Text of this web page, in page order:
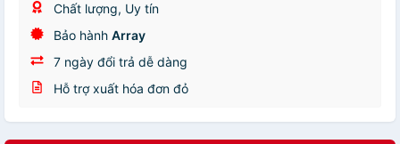
Chất lượng, Uy tín
Bảo hành Array
7 ngày đổi trả dễ dàng
Hỗ trợ xuất hóa đơn đỏ